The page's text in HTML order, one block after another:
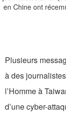
Plusieurs
à des
l’Homme à
d’une cyber-